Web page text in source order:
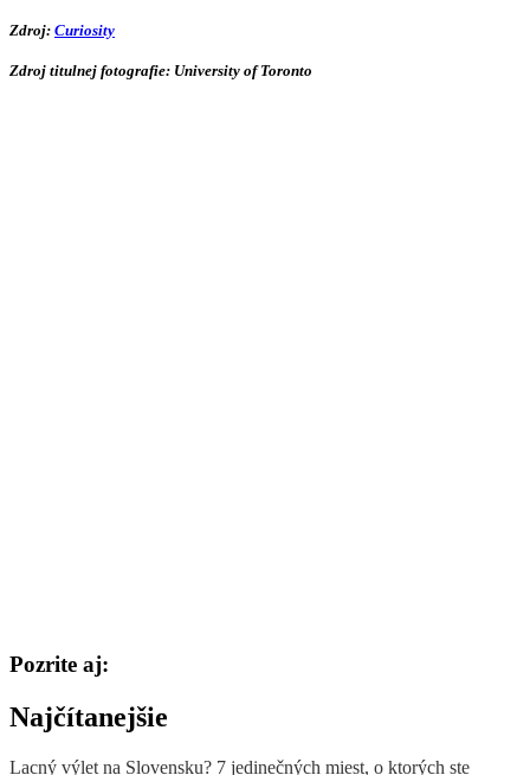
Zdroj: Curiosity
Zdroj titulnej fotografie: University of Toronto
Pozrite aj:
Najčítanejšie
Lacný výlet na Slovensku? 7 jedinečných miest, o ktorých ste